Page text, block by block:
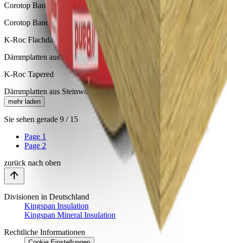
Corotop Band
Corotop Band ist ein einseitiges, Reparatur-Klebeband.
K-Roc Flachdachplatte 70/037
Dämmplatten aus Steinwolle zur Verwendung auf Flachdächern
K-Roc Tapered
Dämmplatten aus Steinwolle für Gefälledächer
mehr laden
Sie sehen gerade 9 / 15
Page 1
Page 2
zurück nach oben
Divisionen in Deutschland
Kingspan Insulation
Kingspan Mineral Insulation
Rechtliche Informationen